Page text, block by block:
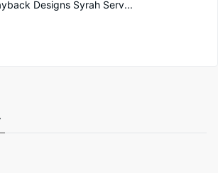
Designs Syrah Serv...